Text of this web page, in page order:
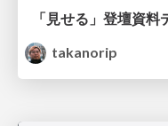
「見せる」登壇資
takanorip